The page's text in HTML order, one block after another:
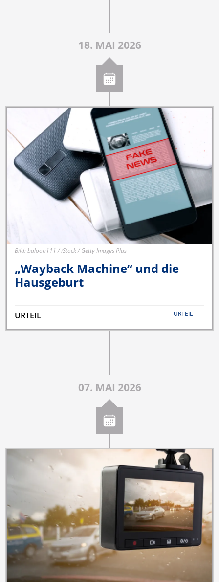
18. MAI 2026
Bild: baloon111 / iStock / Getty Images Plus
„Wayback Machine“ und die
Hausgeburt
URTEIL URTEIL
07. MAI 2026